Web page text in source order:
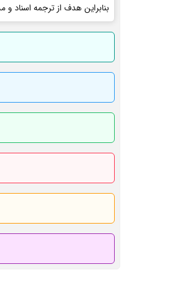
بنابراین هدف از ترجمه اسناد